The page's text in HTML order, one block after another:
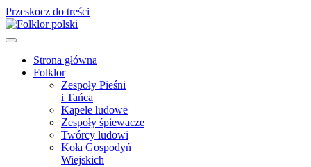
Przeskocz do treści
Main
Navigation
Strona główna
Folklor
Zespoły Pieśni
i Tańca
Kapele ludowe
Zespoły śpiewacze
Twórcy ludowi
Koła Gospodyń
Wiejskich